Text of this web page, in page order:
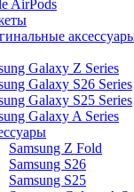
AirPods
Galaxy Z Series
Galaxy S26 Series
Galaxy S25 Series
Galaxy A Series
Samsung Z Fold
Samsung S26
Samsung S25